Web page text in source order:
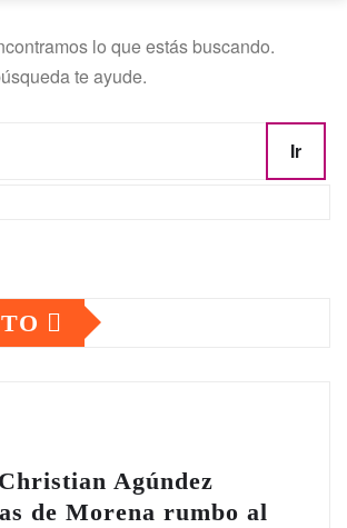
lo que estás buscando.
te ayude.
Ir
Agúndez
de Morena rumbo al